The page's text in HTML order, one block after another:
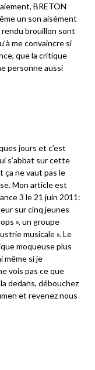
BRETON
un son aisément
brouillon sont
me convaincre si
que la critique
personne aussi
jours et c’est
s’abbat sur cette
ça ne vaut pas le
Mon article est
3 le 21 juin 2011:
sur cinq jeunes
», un groupe
musicale ». Le
moqueuse plus
même si je
vois pas ce que
dedans, débouchez
et revenez nous